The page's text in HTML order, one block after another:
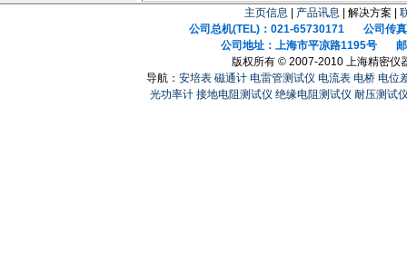
主页信息 产品讯息 | 解决方案 |
公司总机(TEL)：021-65730171 公司传真
公司地址：上海市平凉路1195号 邮
版权所有 © 2007-2010 上海精密仪
导航： 安培表 磁通计 电雷管测试仪 电流表 电桥 电位
光功率计 接地电阻测试仪 绝缘电阻测试仪 耐压测试